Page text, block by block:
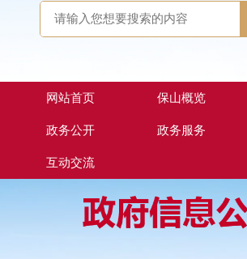
网站首页 保山概览
政务公开 政务服务
互动交流